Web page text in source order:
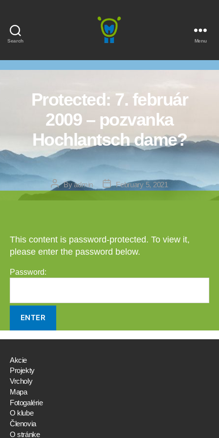
Search Menu
Protected: 7. február
2009 – pozvanka
Hochlantsch dame?
PostByadmin
PostFebruary 5, 2021
This content is password-protected. To view it,
please enter the password below.
Password:
Akcie
Projekty
Vrcholy
Mapa
Fotogalérie
O klube
Členovia
O stránke